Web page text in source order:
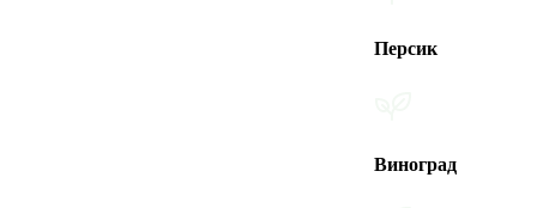
Виноград